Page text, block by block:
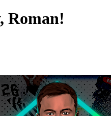
Roman!